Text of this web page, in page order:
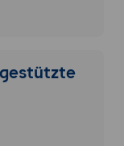
gestützte